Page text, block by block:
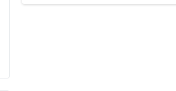
Allée Louis Delgrès Quartier de Mangot